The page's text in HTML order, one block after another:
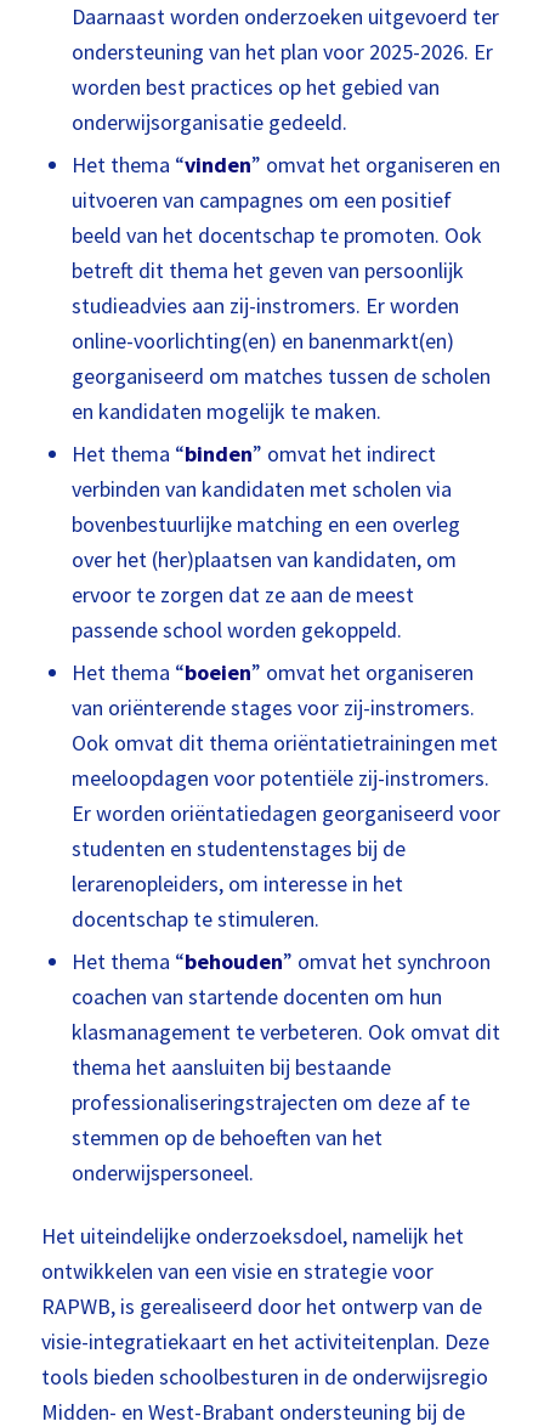
Daarnaast worden onderzoeken uitgevoerd ter
ondersteuning van het plan voor 2025-2026. Er
worden best practices op het gebied van
onderwijsorganisatie gedeeld.
Het thema “vinden” omvat het organiseren en
uitvoeren van campagnes om een positief
beeld van het docentschap te promoten. Ook
betreft dit thema het geven van persoonlijk
studieadvies aan zij-instromers. Er worden
online-voorlichting(en) en banenmarkt(en)
georganiseerd om matches tussen de scholen
en kandidaten mogelijk te maken.
Het thema “binden” omvat het indirect
verbinden van kandidaten met scholen via
bovenbestuurlijke matching en een overleg
over het (her)plaatsen van kandidaten, om
ervoor te zorgen dat ze aan de meest
passende school worden gekoppeld.
Het thema “boeien” omvat het organiseren
van oriënterende stages voor zij-instromers.
Ook omvat dit thema oriëntatietrainingen met
meeloopdagen voor potentiële zij-instromers.
Er worden oriëntatiedagen georganiseerd voor
studenten en studentenstages bij de
lerarenopleiders, om interesse in het
docentschap te stimuleren.
Het thema “behouden” omvat het synchroon
coachen van startende docenten om hun
klasmanagement te verbeteren. Ook omvat dit
thema het aansluiten bij bestaande
professionaliseringstrajecten om deze af te
stemmen op de behoeften van het
onderwijspersoneel.
Het uiteindelijke onderzoeksdoel, namelijk het
ontwikkelen van een visie en strategie voor
RAPWB, is gerealiseerd door het ontwerp van de
visie-integratiekaart en het activiteitenplan. Deze
tools bieden schoolbesturen in de onderwijsregio
Midden- en West-Brabant ondersteuning bij de